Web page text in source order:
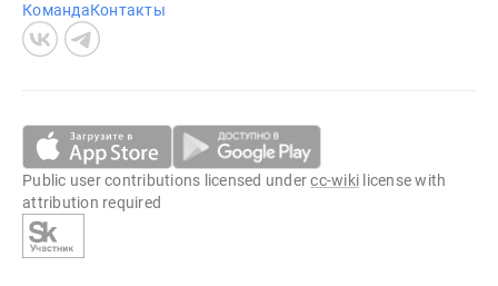
КомандаКонтакты
Public user contributions licensed undercc-wiki license with
attribution required